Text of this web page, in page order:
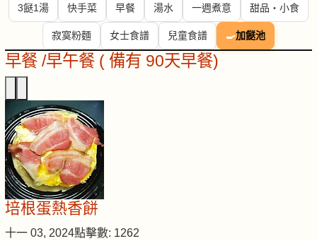
3餸1湯 快手菜 早餐 湯水 一週煮意 甜品・小食
寂寞粉麵 女士食譜 兒童食譜 🍳加餸池
早餐 /早午餐 ( 備有 90天早餐)
培根蛋熱香餅
十一 03, 2024點擊數: 1262